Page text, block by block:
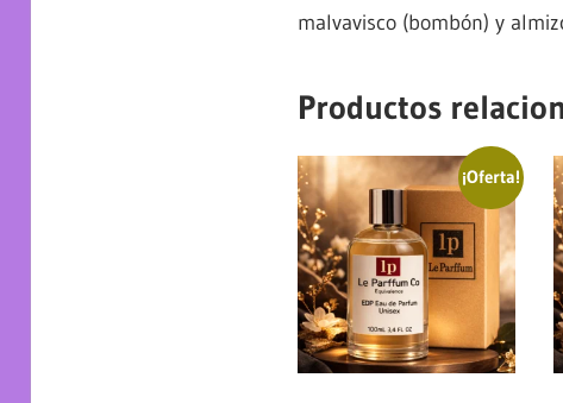
malvavisco (bombón) y
Productos
¡Oferta!